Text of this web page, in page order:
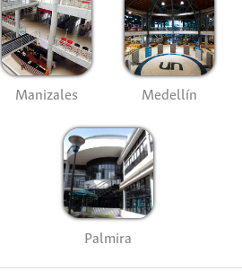
Manizales Medellín
Palmira